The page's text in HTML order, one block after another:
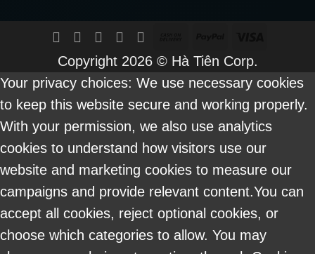
On
Delivery
Copyright 2026 © Hà Tiên Corp.
Your privacy choices: We use necessary cookies
to keep this website secure and working properly.
With your permission, we also use analytics
cookies to understand how visitors use our
website and marketing cookies to measure our
campaigns and provide relevant content.You can
accept all cookies, reject optional cookies, or
choose which categories to allow. You may